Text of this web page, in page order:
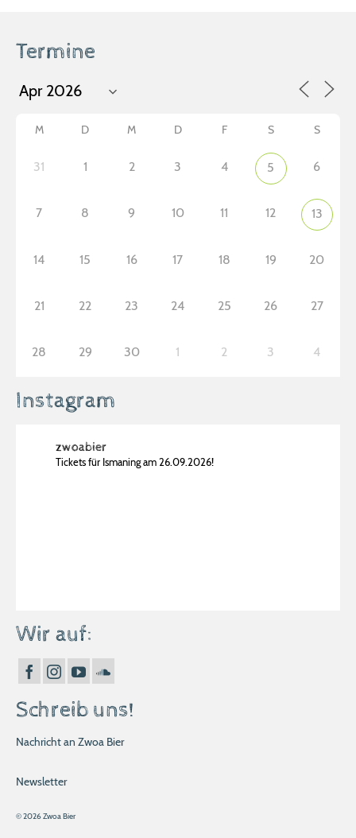
Termine
M D M D F S S
31 1 2 3 4 5 6
7 8 9 10 11 12 13
14 15 16 17 18 19 20
21 22 23 24 25 26 27
28 29 30 1 2 3 4
Instagram
zwoabier
Tickets für Ismaning am 26.09.2026!
Wir auf:
Schreib uns!
Nachricht an Zwoa Bier
Newsletter
© 2026 Zwoa Bier